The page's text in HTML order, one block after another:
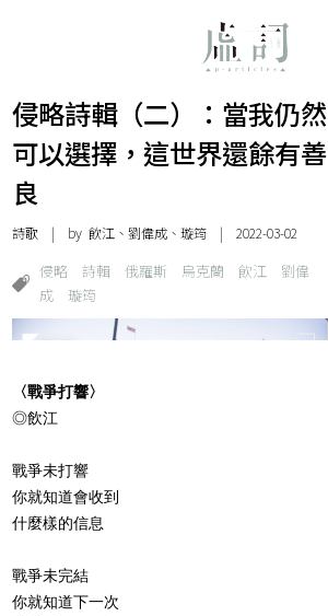
侵略詩輯（二）：當我仍然
可以選擇，這世界還餘有善
良
詩歌 | by 飲江、劉偉成、璇筠 | 2022-03-02
侵略 詩輯 俄羅斯 烏克蘭 飲江
劉偉
成
璇筠
〈戰爭打響〉
◎飲江
戰爭未打響
你就知道會收到
什麼樣的信息
戰爭未完結
你就知道下一次